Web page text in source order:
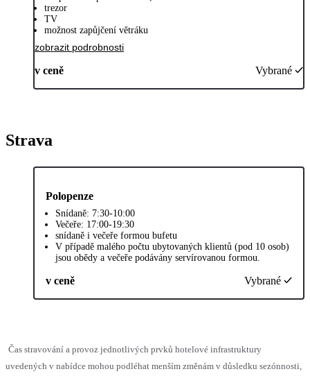
trezor
TV
možnost zapůjčení větráku
zobrazit podrobnosti
v ceně Vybrané
Strava
Polopenze
Snídaně: 7:30-10:00
Večeře: 17:00-19:30
snídaně i večeře formou bufetu
V případě malého počtu ubytovaných klientů (pod 10 osob)
jsou obědy a večeře podávány servírovanou formou.
v ceně Vybrané
Čas stravování a provoz jednotlivých prvků hotelové infrastruktury
uvedených v nabídce mohou podléhat menším změnám v důsledku sezónnosti,